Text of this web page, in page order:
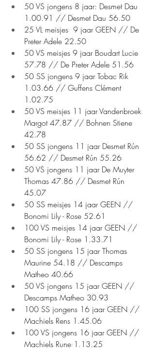
50 VS jongens 8 jaar: Desmet Dau
1.00.91 // Desmet Dau 56.50
25 VL meisjes  9 jaar GEEN // De
Preter Adele 22.50
50 VS meisjes 9 jaar Boudart Lucie
57.78 // De Preter Adele 51.56
50 SS jongens 9 jaar Tobac Rik
1.03.66 // Guffens Clément
1.02.75
50 VS meisjes 11 jaar Vandenbroek
Margot 47.87 // Bohnen Stiene
42.78
50 SS jongens 11 jaar Desmet Rún
56.62 // Desmet Rún 55.26
50 VS jongens 11 jaar De Muyter
Thomas 47.86 // Desmet Rún
45.07
50 SS meisjes 14 jaar GEEN //
Bonomi Lily - Rose 52.61
100 VS meisjes 14 jaar GEEN //
Bonomi Lily - Rose 1.33.71
50 SS jongens 15 jaar Thomas
Maurine 54.18 // Descamps
Matheo 40.66
50 VS jongens 15 jaar GEEN //
Descamps Matheo 30.93
100 SS jongens 16 jaar GEEN //
Machiels Rens 1.45.06
100 VS jongens 16 jaar GEEN //
Machiels Rune 1.13.25